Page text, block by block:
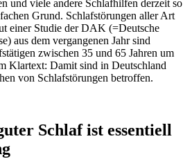
und viele andere Schlafhilfen derzeit so
Grund. Schlafstörungen aller Art
einer Studie der DAK (=Deutsche
aus dem vergangenen Jahr sind
zwischen 35 und 65 Jahren um
Klartext: Damit sind in Deutschland
von Schlafstörungen betroffen.
Schlaf ist essentiell